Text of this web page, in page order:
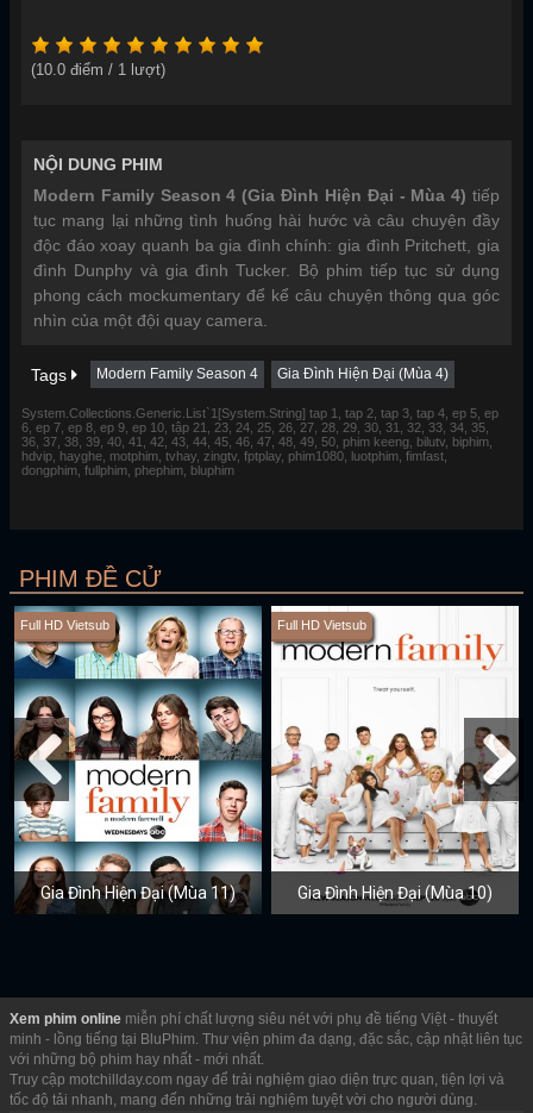
(10.0 điểm / 1 lượt)
NỘI DUNG PHIM
Modern Family Season 4 (Gia Đình Hiện Đại - Mùa 4) tiếp
tục mang lại những tình huống hài hước và câu chuyện đầy
độc đáo xoay quanh ba gia đình chính: gia đình Pritchett, gia
đình Dunphy và gia đình Tucker. Bộ phim tiếp tục sử dụng
phong cách mockumentary để kể câu chuyện thông qua góc
nhìn của một đội quay camera.
Tags Modern Family Season 4 Gia Đình Hiện Đại (Mùa 4)
System.Collections.Generic.List`1[System.String] tap 1, tap 2, tap 3, tap 4, ep 5, ep
6, ep 7, ep 8, ep 9, ep 10, tập 21, 23, 24, 25, 26, 27, 28, 29, 30, 31, 32, 33, 34, 35,
36, 37, 38, 39, 40, 41, 42, 43, 44, 45, 46, 47, 48, 49, 50, phim keeng, bilutv, biphim,
hdvip, hayghe, motphim, tvhay, zingtv, fptplay, phim1080, luotphim, fimfast,
dongphim, fullphim, phephim, bluphim
PHIM ĐỀ CỬ
Full HD Vietsub
Gia Đình Hiện Đại (Mùa 11)
Full HD Vietsub
Gia Đình Hiện Đại (Mùa 10)
Xem phim online miễn phí chất lượng siêu nét với phụ đề tiếng Việt - thuyết
minh - lồng tiếng tại BluPhim. Thư viện phim đa dạng, đặc sắc, cập nhật liên tục
với những bộ phim hay nhất - mới nhất.
Truy cập motchillday.com ngay để trải nghiệm giao diện trực quan, tiện lợi và
tốc độ tải nhanh, mang đến những trải nghiệm tuyệt vời cho người dùng.